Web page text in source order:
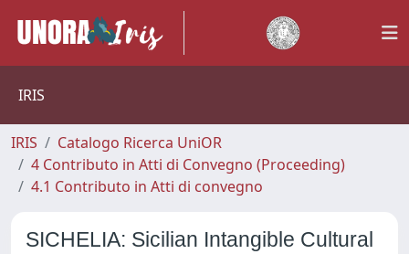
IRIS
IRIS
Catalogo Ricerca UniOR
4 Contributo in Atti di Convegno (Proceeding)
4.1 Contributo in Atti di convegno
SICHELIA: Sicilian Intangible Cultural